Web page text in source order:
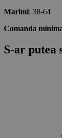
Marimi: 38-64
Comanda
S-ar putea